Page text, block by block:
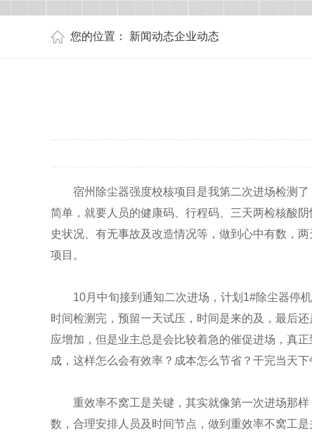
您的位置： 新闻动态企业动态
宿州除尘器强度校核项目是我第二次进场检测了
简单，就要人员的健康码、行程码、三天两检核酸
史状况、有无事故及改造情况等，做到心中有数，
项目。
10月中旬接到通知二次进场，计划1#除尘器停机
时间检测完，预留一天试压，时间是来的及，最后
应增加，但是业主总是会比较着急的催促进场，真
成，这样怎么会有效率？成本怎么节省？干完当天下
重效率不窝工是关键，其实就像第一次进场那样
数，合理安排人员及时间节点，做到重效率不窝工